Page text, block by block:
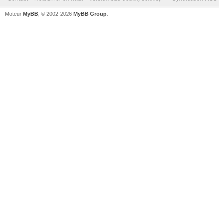
Moteur MyBB , © 2002-2026 MyBB Group